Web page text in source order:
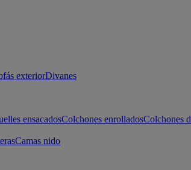
exteriorDivanes
ensacadosColchones enrolladosColchones
Camas nido